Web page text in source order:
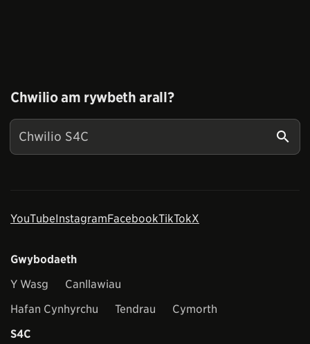
Chwilio am rywbeth arall?
YouTubeInstagramFacebookTikTokX
Gwybodaeth
Y Wasg
Canllawiau
Hafan Cynhyrchu
Tendrau
Cymorth
S4C